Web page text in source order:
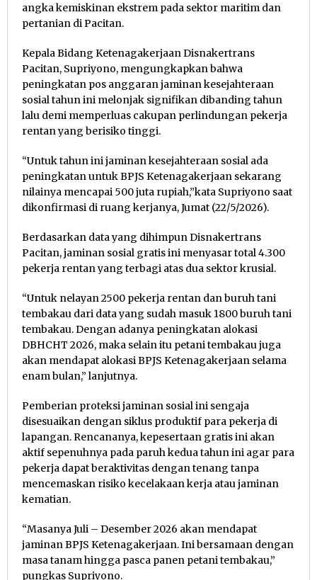
angka kemiskinan ekstrem pada sektor maritim dan
pertanian di Pacitan.
Kepala Bidang Ketenagakerjaan Disnakertrans
Pacitan, Supriyono, mengungkapkan bahwa
peningkatan pos anggaran jaminan kesejahteraan
sosial tahun ini melonjak signifikan dibanding tahun
lalu demi memperluas cakupan perlindungan pekerja
rentan yang berisiko tinggi.
“Untuk tahun ini jaminan kesejahteraan sosial ada
peningkatan untuk BPJS Ketenagakerjaan sekarang
nilainya mencapai 500 juta rupiah,”kata Supriyono saat
dikonfirmasi di ruang kerjanya, Jumat (22/5/2026).
Berdasarkan data yang dihimpun Disnakertrans
Pacitan, jaminan sosial gratis ini menyasar total 4.300
pekerja rentan yang terbagi atas dua sektor krusial.
“Untuk nelayan 2500 pekerja rentan dan buruh tani
tembakau dari data yang sudah masuk 1800 buruh tani
tembakau. Dengan adanya peningkatan alokasi
DBHCHT 2026, maka selain itu petani tembakau juga
akan mendapat alokasi BPJS Ketenagakerjaan selama
enam bulan,” lanjutnya.
Pemberian proteksi jaminan sosial ini sengaja
disesuaikan dengan siklus produktif para pekerja di
lapangan. Rencananya, kepesertaan gratis ini akan
aktif sepenuhnya pada paruh kedua tahun ini agar para
pekerja dapat beraktivitas dengan tenang tanpa
mencemaskan risiko kecelakaan kerja atau jaminan
kematian.
“Masanya Juli – Desember 2026 akan mendapat
jaminan BPJS Ketenagakerjaan. Ini bersamaan dengan
masa tanam hingga pasca panen petani tembakau,”
pungkas Supriyono.